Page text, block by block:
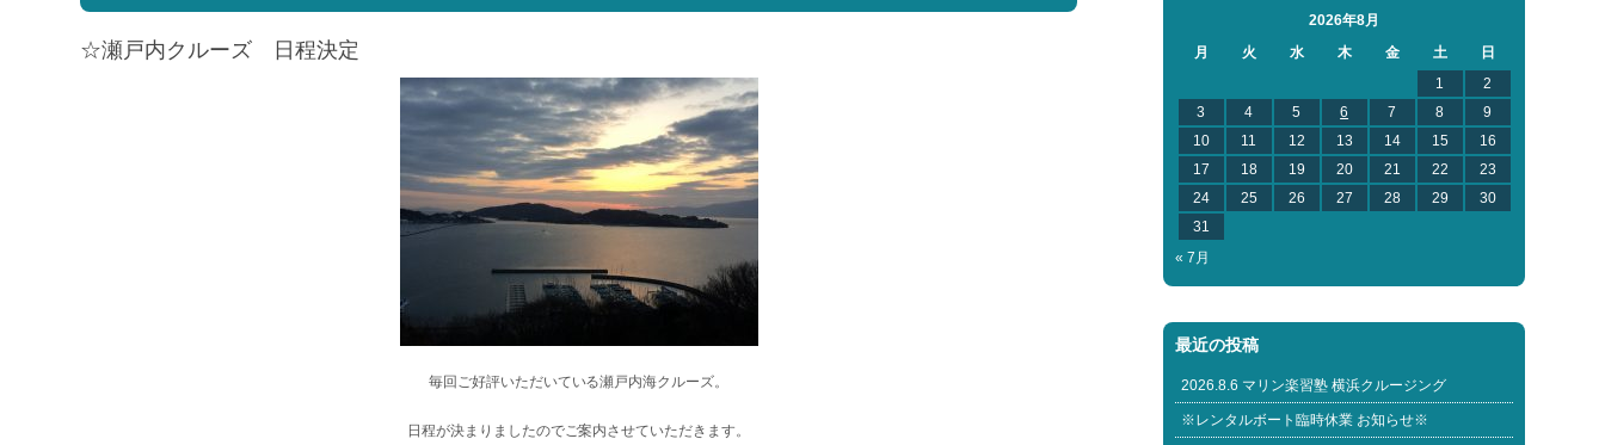
☆瀬戸内クルーズ 日程決定
毎回ご好評いただいている瀬戸内海クルーズ。
日程が決まりましたのでご案内させていただきます。
2026年8月
月
火 水 木 金 土
日
1
2
3
4 5 6 7 8
9
10
11 12 13 14 15
16
17
18 19 20 21 22
23
24
25 26 27 28 29
30
31
« 7月
最近の投稿
2026.8.6 マリン楽習塾 横浜クルージング
※レンタルボート臨時休業 お知らせ※